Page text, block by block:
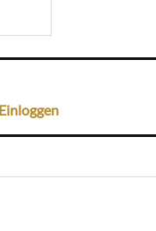
Einloggen